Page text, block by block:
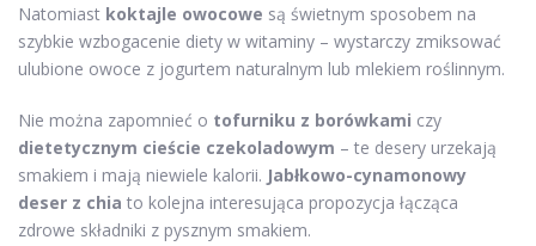
Natomiast koktajle owocowe są świetnym sposobem na
szybkie wzbogacenie diety w witaminy – wystarczy zmiksować
ulubione owoce z jogurtem naturalnym lub mlekiem roślinnym.
Nie można zapomnieć o tofurniku z borówkami czy
dietetycznym cieście czekoladowym – te desery urzekają
smakiem i mają niewiele kalorii. Jabłkowo-cynamonowy
deser z chia to kolejna interesująca propozycja łącząca
zdrowe składniki z pysznym smakiem.